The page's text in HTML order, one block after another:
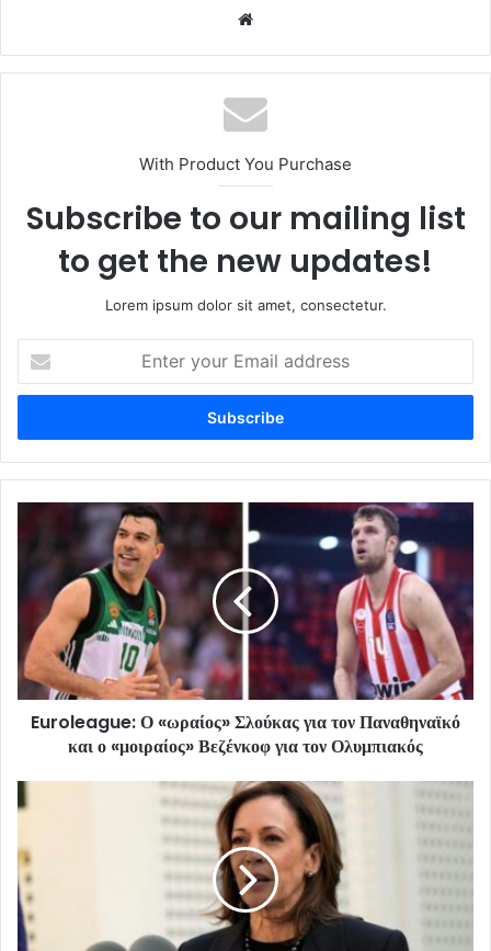
With Product You Purchase
Subscribe to our mailing list
to get the new updates!
Lorem ipsum dolor sit amet, consectetur.
your
Email
Euroleague: Ο «ωραίος» Σλούκας για τον Παναθηναϊκό
και ο «μοιραίος» Βεζένκοφ για τον Ολυμπιακός